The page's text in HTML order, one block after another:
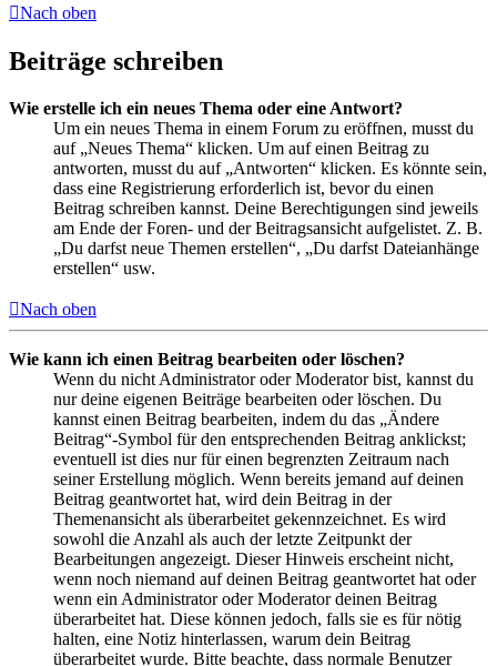
Nach oben
Beiträge schreiben
Wie erstelle ich ein neues Thema oder eine Antwort?
Um ein neues Thema in einem Forum zu eröffnen, musst du
auf „Neues Thema“ klicken. Um auf einen Beitrag zu
antworten, musst du auf „Antworten“ klicken. Es könnte sein,
dass eine Registrierung erforderlich ist, bevor du einen
Beitrag schreiben kannst. Deine Berechtigungen sind jeweils
am Ende der Foren- und der Beitragsansicht aufgelistet. Z. B.
„Du darfst neue Themen erstellen“, „Du darfst Dateianhänge
erstellen“ usw.
Nach oben
Wie kann ich einen Beitrag bearbeiten oder löschen?
Wenn du nicht Administrator oder Moderator bist, kannst du
nur deine eigenen Beiträge bearbeiten oder löschen. Du
kannst einen Beitrag bearbeiten, indem du das „Ändere
Beitrag“-Symbol für den entsprechenden Beitrag anklickst;
eventuell ist dies nur für einen begrenzten Zeitraum nach
seiner Erstellung möglich. Wenn bereits jemand auf deinen
Beitrag geantwortet hat, wird dein Beitrag in der
Themenansicht als überarbeitet gekennzeichnet. Es wird
sowohl die Anzahl als auch der letzte Zeitpunkt der
Bearbeitungen angezeigt. Dieser Hinweis erscheint nicht,
wenn noch niemand auf deinen Beitrag geantwortet hat oder
wenn ein Administrator oder Moderator deinen Beitrag
überarbeitet hat. Diese können jedoch, falls sie es für nötig
halten, eine Notiz hinterlassen, warum dein Beitrag
überarbeitet wurde. Bitte beachte, dass normale Benutzer